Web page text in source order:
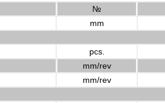
№
mm
pcs.
mm/rev
mm/rev